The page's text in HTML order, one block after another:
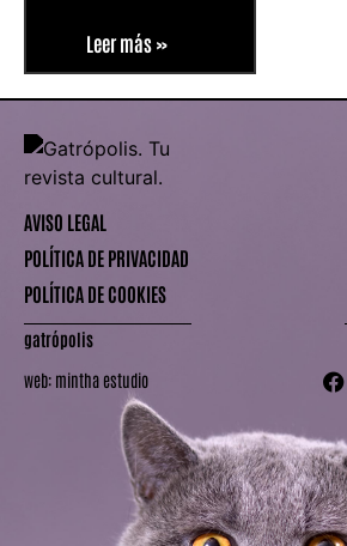
Leer más »
AVISO LEGAL
POLÍTICA DE PRIVACIDAD
POLÍTICA DE COOKIES
gatrópolis
web: mintha estudio